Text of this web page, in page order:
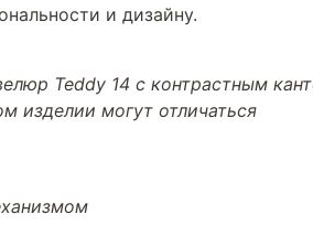
и дизайну.
Teddy 14 с контрастным
изделии могут отличаться